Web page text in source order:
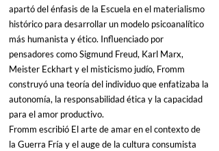
apartó del énfasis de la Escuela en el materialismo
histórico para desarrollar un modelo psicoanalítico
más humanista y ético. Influenciado por
pensadores como Sigmund Freud, Karl Marx,
Meister Eckhart y el misticismo judío, Fromm
construyó una teoría del individuo que enfatizaba la
autonomía, la responsabilidad ética y la capacidad
para el amor productivo.
Fromm escribió El arte de amar en el contexto de
la Guerra Fría y el auge de la cultura consumista